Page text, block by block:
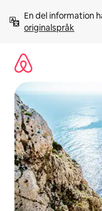
innehåll
En del information
originalspråk